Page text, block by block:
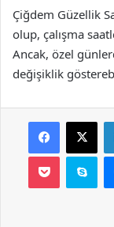
Çiğdem Güzellik
olup, çalışma
Ancak, özel
değişiklik
Facebook
X
Pocket